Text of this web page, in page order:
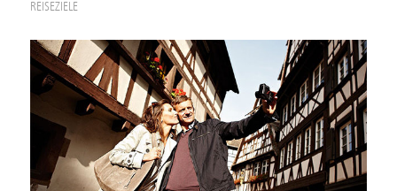
REISEZIELE